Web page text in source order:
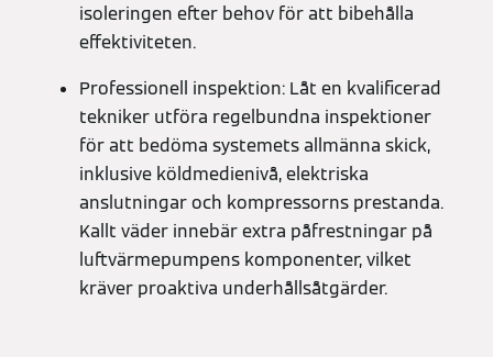
isoleringen efter behov för att bibehålla
effektiviteten.
Professionell inspektion: Låt en kvalificerad
tekniker utföra regelbundna inspektioner
för att bedöma systemets allmänna skick,
inklusive köldmedienivå, elektriska
anslutningar och kompressorns prestanda.
Kallt väder innebär extra påfrestningar på
luftvärmepumpens komponenter, vilket
kräver proaktiva underhållsåtgärder.